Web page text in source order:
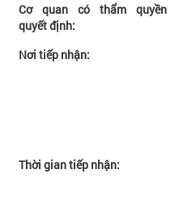
Cơ quan có thẩm quyền
quyết định:
Nơi tiếp nhận:
Thời gian tiếp nhận: